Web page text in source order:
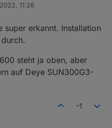
der eingesandten eMail
noch etwas warten und
Kann sein, das Mails
11:26
erkannt. Installation
steht ja oben, aber
auf Deye SUN300G3-
-1